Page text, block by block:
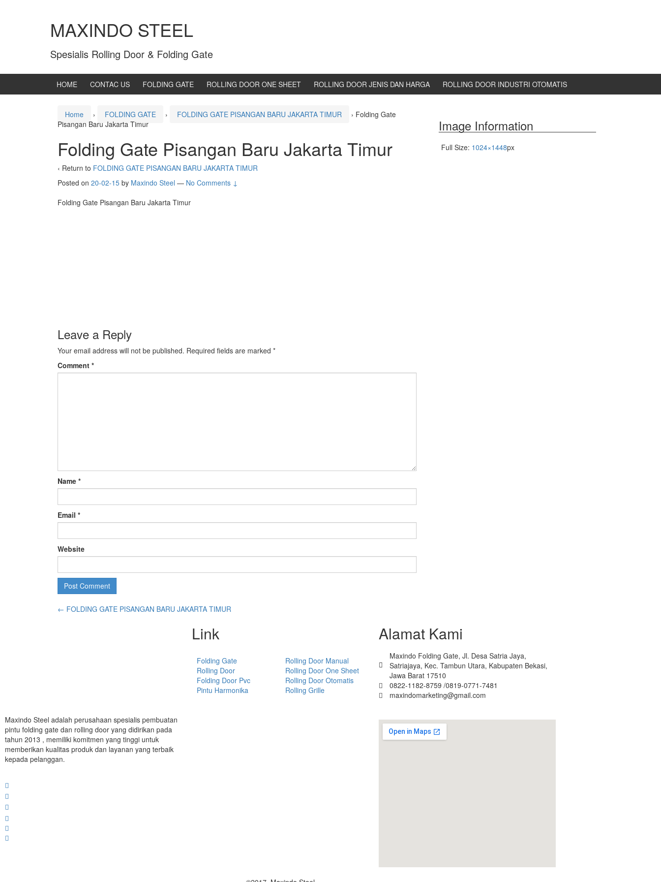
MAXINDO STEEL
Spesialis Rolling Door & Folding Gate
HOME CONTAC US FOLDING GATE ROLLING DOOR ONE SHEET ROLLING DOOR JENIS DAN HARGA ROLLING DOOR INDUSTRI OTOMATIS
Home › FOLDING GATE › FOLDING GATE PISANGAN BARU JAKARTA TIMUR › Folding Gate
Pisangan Baru Jakarta Timur
Folding Gate Pisangan Baru Jakarta Timur
‹ Return to FOLDING GATE PISANGAN BARU JAKARTA TIMUR
Posted on 20-02-15 by Maxindo Steel — No Comments ↓
Folding Gate Pisangan Baru Jakarta Timur
Leave a Reply
Your email address will not be published. Required fields are marked *
Comment *
Name *
Email *
Website
← FOLDING GATE PISANGAN BARU JAKARTA TIMUR
Image Information
Full Size: 1024×1448px
Maxindo Steel adalah perusahaan spesialis pembuatan
pintu folding gate dan rolling door yang didirikan pada
tahun 2013 , memiliki komitmen yang tinggi untuk
memberikan kualitas produk dan layanan yang terbaik
kepada pelanggan.
Link
Folding Gate
Rolling Door
Folding Door Pvc
Pintu Harmonika
Rolling Door Manual
Rolling Door One Sheet
Rolling Door Otomatis
Rolling Grille
Alamat Kami
Maxindo Folding Gate, Jl. Desa Satria Jaya,
Satriajaya, Kec. Tambun Utara, Kabupaten Bekasi,
Jawa Barat 17510
0822-1182-8759 /0819-0771-7481
maxindomarketing@gmail.com